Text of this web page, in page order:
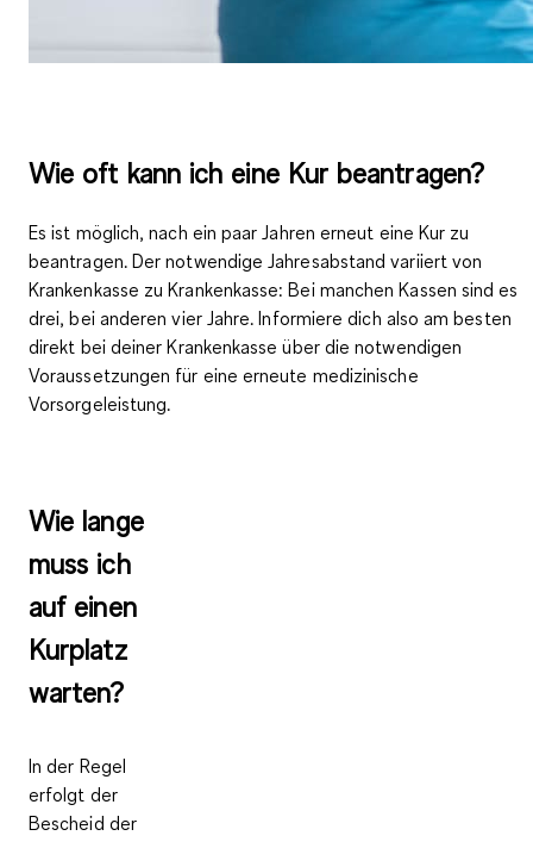
Wie oft kann ich eine Kur beantragen?
Es ist möglich, nach ein paar Jahren erneut eine Kur zu
beantragen. Der notwendige Jahresabstand variiert von
Krankenkasse zu Krankenkasse: Bei manchen Kassen sind es
drei, bei anderen vier Jahre. Informiere dich also am besten
direkt bei deiner Krankenkasse über die notwendigen
Voraussetzungen für eine erneute medizinische
Vorsorgeleistung.
Wie lange
muss ich
auf einen
Kurplatz
warten?
In der Regel
erfolgt der
Bescheid der